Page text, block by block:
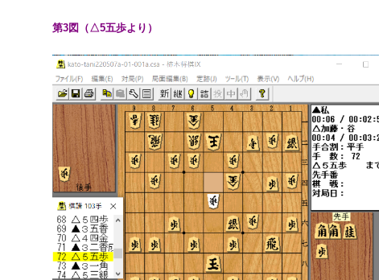
第3図（△5五歩より）